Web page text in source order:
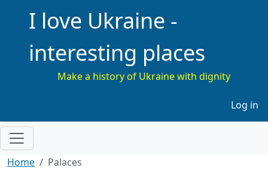
I love Ukraine -
interesting places
Make a history of Ukraine with dignity
Log in
Home Palaces